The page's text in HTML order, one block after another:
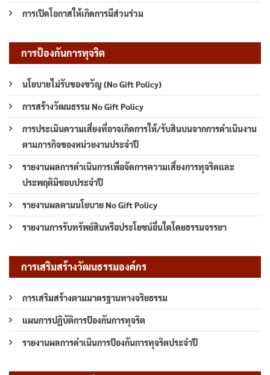
การเปิดโอกาสให้เกิดการมีส่วนร่วม
การป้องกันการทุจริต
นโยบายไม่รับของขวัญ (No Gift Policy)
การสร้างวัฒนธรรม No Gift Policy
การประเมินความเสี่ยงที่อาจเกิดการให้/รับสินบนจากการดำเนินงาน
ตามภารกิจของหน่วยงานประจำปี
รายงานผลการดำเนินการเพื่อจัดการความเสี่ยงการทุจริตและ
ประพฤติมิชอบประจำปี
รายงานผลตามนโยบาย No Gift Policy
รายงานการรับทรัพย์สินหรือประโยชน์อื่นใดโดยธรรมจรรยา
การเสริมสร้างวัฒนธรรมองค์กร
การเสริมสร้างตามมาตรฐานทางจริยธรรม
แผนการปฏิบัติการป้องกันการทุจริต
รายงานผลการดำเนินการป้องกันการทุจริตประจำปี